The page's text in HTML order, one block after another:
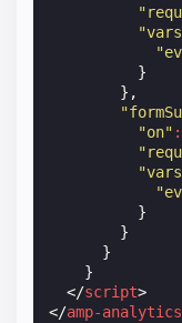
}
},
"on" :
}
}
}
}
</script>
</amp-analytics